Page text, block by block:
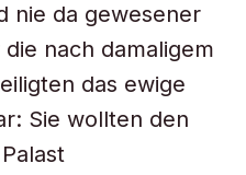
nie da gewesener
nach damaligem
das ewige
Sie wollten den